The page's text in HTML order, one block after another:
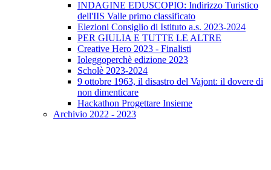
INDAGINE EDUSCOPIO: Indirizzo Turistico
dell'IIS Valle primo classificato
Elezioni Consiglio di Istituto a.s. 2023-2024
PER GIULIA E TUTTE LE ALTRE
Creative Hero 2023 - Finalisti
Ioleggoperchè edizione 2023
Scholè 2023-2024
9 ottobre 1963, il disastro del Vajont: il dovere di
non dimenticare
Hackathon Progettare Insieme
Archivio 2022 - 2023